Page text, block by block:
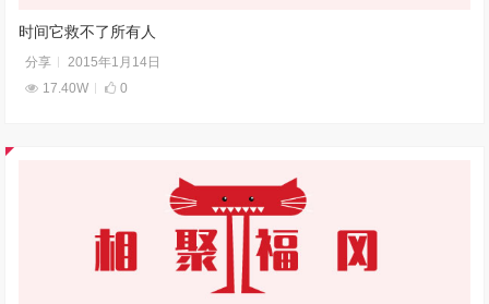
时间它救不了所有人
分享
2015年1月14日
17.40W
0